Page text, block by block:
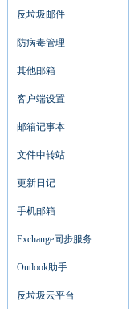
反垃圾邮件
防病毒管理
其他邮箱
客户端设置
邮箱记事本
文件中转站
更新日记
手机邮箱
Exchange同步服务
Outlook助手
反垃圾云平台